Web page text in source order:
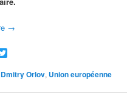
→
Dmitry Orlov, Union européenne